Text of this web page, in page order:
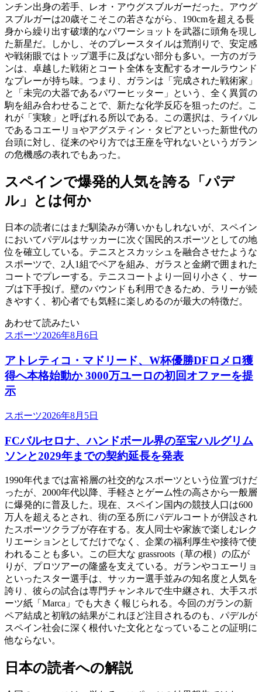
ンチン出身の若手、レオ・アウグスブルガーだった。アウグ
スブルガーは20歳そこそこの若さながら、190cmを超える長
身から繰り出す破壊的なパワーショットを武器に頭角を現し
た新星だ。しかし、そのプレースタイルは荒削りで、安定感
や戦術眼ではトップ選手に及ばない部分も多い。一方のガラ
ンは、卓越した戦術とコート全体を支配するオールラウンド
なプレーが持ち味。つまり、ガランは「完成された戦術家」
と「未完の大器であるパワーヒッター」という、全く異質の
駒を組み合わせることで、新たな化学反応を狙ったのだ。こ
れが「実験」と呼ばれる所以である。この選択は、ライバル
であるコエーリョやアグスティン・タピアといった新世代の
台頭に対し、従来のやり方では王座を守れないというガラン
の危機感の表れでもあった。
スペインで爆発的人気を誇る「パデ
ル」とは何か
日本の読者にはまだ馴染みが薄いかもしれないが、スペイン
においてパデルはサッカーに次ぐ国民的スポーツとしての地
位を確立している。テニスとスカッシュを融合させたような
スポーツで、2人1組でペアを組み、ガラスと金網で囲まれた
コートでプレーする。テニスコートより一回り小さく、サー
ブは下手投げ。壁のバウンドも利用できるため、ラリーが続
きやすく、初心者でも気軽に楽しめるのが最大の特徴だ。
あわせて読みたい
スポーツ2026年8月6日
アトレティコ・マドリード、W杯優勝DFロメロ獲
得へ本格始動か 3000万ユーロの初回オファーを提
示
スポーツ2026年8月5日
FCバルセロナ、ハンドボール界の至宝ハルグリム
ソンと2029年までの契約延長を発表
1990年代までは富裕層の社交的なスポーツという位置づけだ
ったが、2000年代以降、手軽さとゲーム性の高さから一般層
に爆発的に普及した。現在、スペイン国内の競技人口は600
万人を超えるとされ、街の至る所にパデルコートが併設され
たスポーツクラブが存在する。友人同士や家族で楽しむレク
リエーションとしてだけでなく、企業の福利厚生や接待で使
われることも多い。この巨大な grassroots（草の根）の広が
りが、プロツアーの隆盛を支えている。ガランやコエーリョ
といったスター選手は、サッカー選手並みの知名度と人気を
誇り、彼らの試合は専門チャンネルで生中継され、大手スポ
ーツ紙「Marca」でも大きく報じられる。今回のガランの新
ペア結成と初戦の結果がこれほど注目されるのも、パデルが
スペイン社会に深く根付いた文化となっていることの証明に
他ならない。
日本の読者への解説